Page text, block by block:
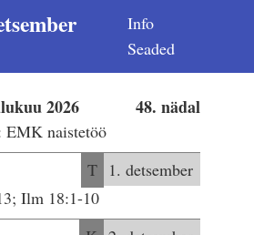
Info
Seaded
48. nädal
2026
EMK naistetöö
T 1. detsember
Ilm 18:1-10